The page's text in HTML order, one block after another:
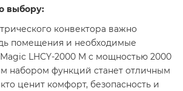
выбору:
конвектора важно
помещения и необходимые
LHCY-2000 М с мощностью 2000
набором функций станет отличным
ценит комфорт, безопасность и